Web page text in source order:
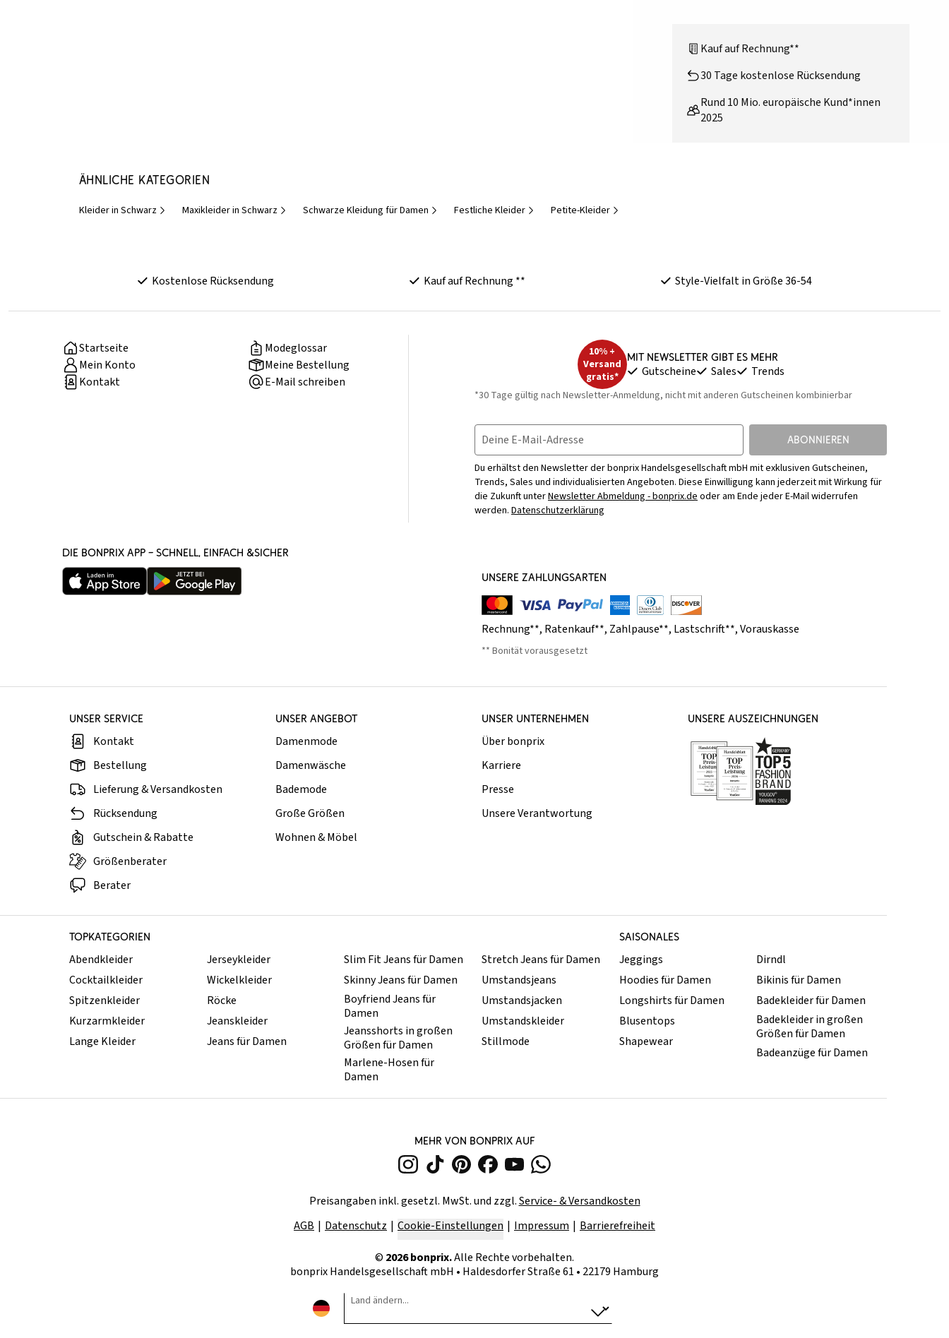
Kauf auf Rechnung**
30 Tage kostenlose Rücksendung
Rund 10 Mio. europäische Kund*innen
2025
Ähnliche Kategorien
Kleider in Schwarz Maxikleider in Schwarz Schwarze Kleidung für Damen Festliche Kleider Petite-Kleider
Kostenlose Rücksendung Kauf auf Rechnung ** Style-Vielfalt in Größe 36-54
Startseite
Modeglossar
Mein Konto
Meine Bestellung
Kontakt
E-Mail schreiben
10% +
Versand
gratis*
Mit Newsletter gibt es mehr
Gutscheine Sales Trends
*30 Tage gültig nach Newsletter-Anmeldung, nicht mit anderen Gutscheinen kombinierbar
Deine E-Mail-Adresse ABONNIEREN
Du erhältst den Newsletter der bonprix Handelsgesellschaft mbH mit exklusiven Gutscheinen,
Trends, Sales und individualisierten Angeboten. Diese Einwilligung kann jederzeit mit Wirkung für
die Zukunft unterNewsletter Abmeldung - bonprix.deoder am Ende jeder E-Mail widerrufen
werden. Datenschutzerklärung
DIE BONPRIX APP – SCHNELL, EINFACH &SICHER
UNSERE ZAHLUNGSARTEN
Rechnung**, Ratenkauf**, Zahlpause**, Lastschrift**,Vorauskasse
** Bonität vorausgesetzt
UNSER SERVICE
Kontakt
Bestellung
Lieferung & Versandkosten
Rücksendung
Gutschein & Rabatte
Größenberater
Berater
UNSER ANGEBOT
Damenmode
Damenwäsche
Bademode
Große Größen
Wohnen & Möbel
UNSER UNTERNEHMEN
Über bonprix
Karriere
Presse
Unsere Verantwortung
UNSERE AUSZEICHNUNGEN
TOPKATEGORIEN SAISONALES
Abendkleider
Cocktailkleider
Spitzenkleider
Kurzarmkleider
Lange Kleider
Jerseykleider
Wickelkleider
Röcke
Jeanskleider
Jeans für Damen
Slim Fit Jeans für Damen
Skinny Jeans für Damen
Boyfriend Jeans für
Damen
Jeansshorts in großen
Größen für Damen
Marlene-Hosen für
Damen
Stretch Jeans für Damen
Umstandsjeans
Umstandsjacken
Umstandskleider
Stillmode
Jeggings
Hoodies für Damen
Longshirts für Damen
Blusentops
Shapewear
Dirndl
Bikinis für Damen
Badekleider für Damen
Badekleider in großen
Größen für Damen
Badeanzüge für Damen
MEHR VON BONPRIX AUF
Preisangaben inkl. gesetzl. MwSt. und zzgl.Service- & Versandkosten
AGB
Datenschutz Cookie-Einstellungen Impressum Barrierefreiheit
© 2026bonprix.Alle Rechte vorbehalten.
bonprix Handelsgesellschaft mbH • Haldesdorfer Straße 61 • 22179 Hamburg
Land ändern...